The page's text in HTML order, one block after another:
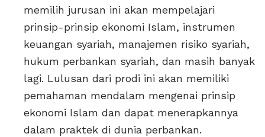
memilih jurusan ini akan mempelajari
prinsip-prinsip ekonomi Islam, instrumen
keuangan syariah, manajemen risiko syariah,
hukum perbankan syariah, dan masih banyak
lagi. Lulusan dari prodi ini akan memiliki
pemahaman mendalam mengenai prinsip
ekonomi Islam dan dapat menerapkannya
dalam praktek di dunia perbankan.